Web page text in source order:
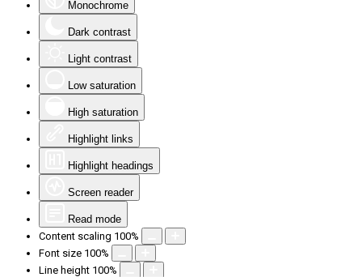
Monochrome
Dark contrast
Light contrast
Low saturation
High saturation
Highlight links
Highlight headings
Screen reader
Read mode
Content scaling 100%
Font size 100%
Line height 100%